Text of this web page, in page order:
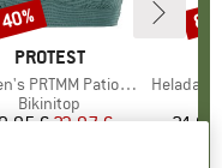
MÆRKE
PROTEST
PRTMM Patio Triangle
Produktgruppe
Bikinitop
Pris
€Nedsat pris
23,97 €
Artikel
HeladagenSt.
24,95